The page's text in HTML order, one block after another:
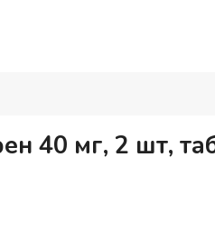
40 мг, 2 шт,